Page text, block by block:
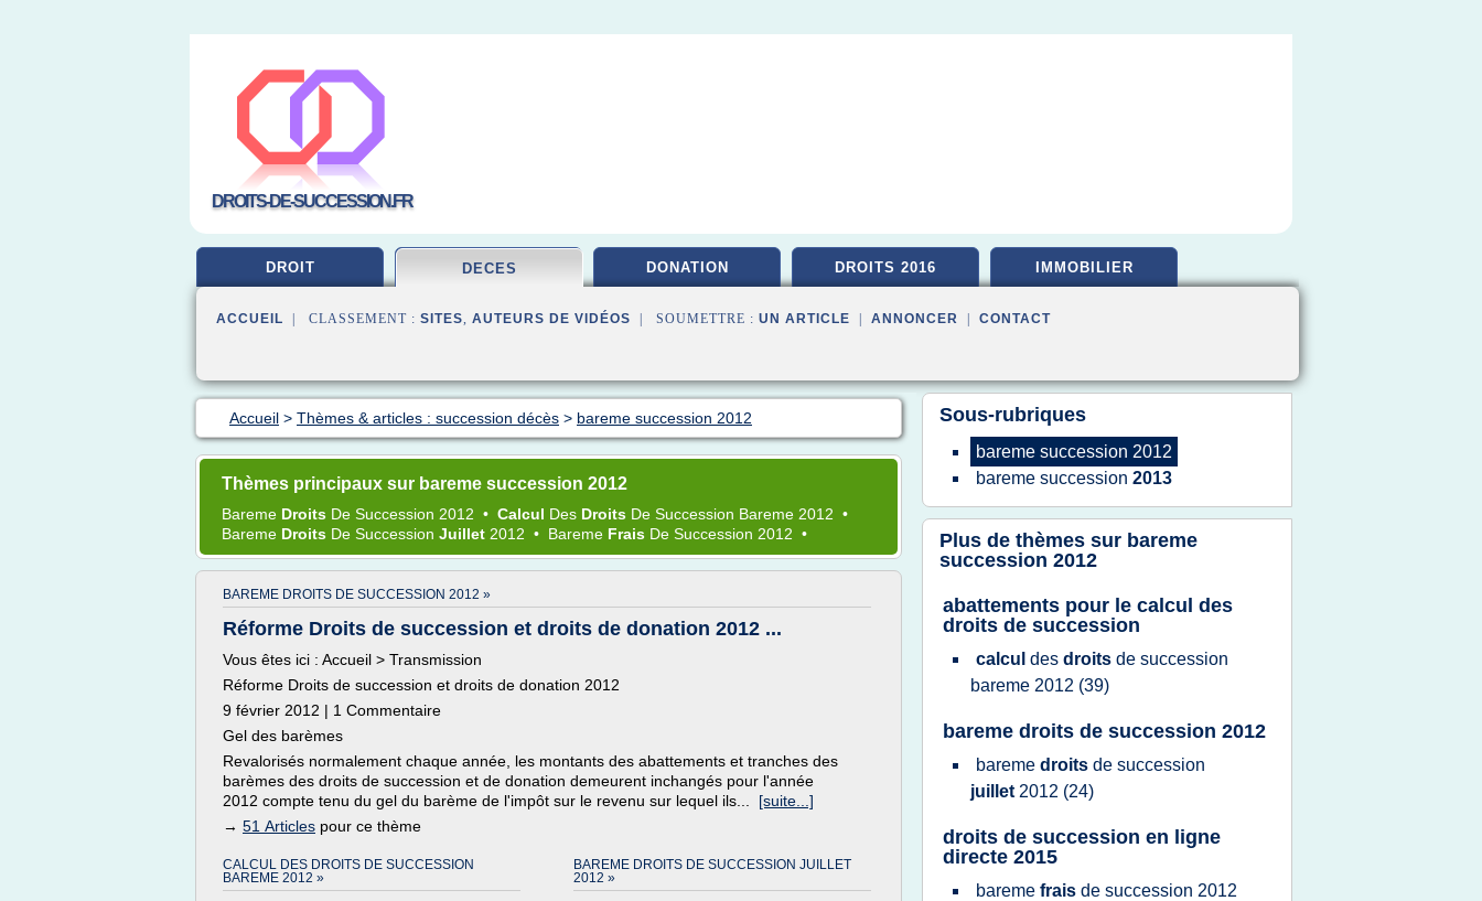
DROITS-DE-SUCCESSION.FR
DROIT DECES DONATION DROITS 2016 IMMOBILIER
ACCUEIL | CLASSEMENT : SITES, AUTEURS DE VIDÉOS | SOUMETTRE : UN ARTICLE ANNONCER CONTACT
Accueil > Thèmes & articles : succession décès > bareme succession 2012
Thèmes principaux sur bareme succession 2012
Bareme Droits De Succession 2012 • Calcul Des Droits De Succession Bareme 2012 •
Bareme Droits De Succession Juillet 2012 • Bareme Frais De Succession 2012 •
BAREME DROITS DE SUCCESSION 2012 »
Réforme Droits de succession et droits de donation 2012 ...
Vous êtes ici : Accueil > Transmission
Réforme Droits de succession et droits de donation 2012
9 février 2012 | 1 Commentaire
Gel des barèmes
Revalorisés normalement chaque année, les montants des abattements et tranches des
barèmes des droits de succession et de donation demeurent inchangés pour l'année
2012 compte tenu du gel du barème de l'impôt sur le revenu sur lequel ils... [suite...]
→ 51 Articles pour ce thème
CALCUL DES DROITS DE SUCCESSION
BAREME 2012 »
BAREME DROITS DE SUCCESSION JUILLET
2012 »
Sous-rubriques
bareme succession 2012
bareme succession 2013
Plus de thèmes sur bareme
succession 2012
abattements pour le calcul des
droits de succession
calcul des droits de succession
bareme 2012 (39)
bareme droits de succession 2012
bareme droits de succession
juillet 2012 (24)
droits de succession en ligne
directe 2015
bareme frais de succession 2012